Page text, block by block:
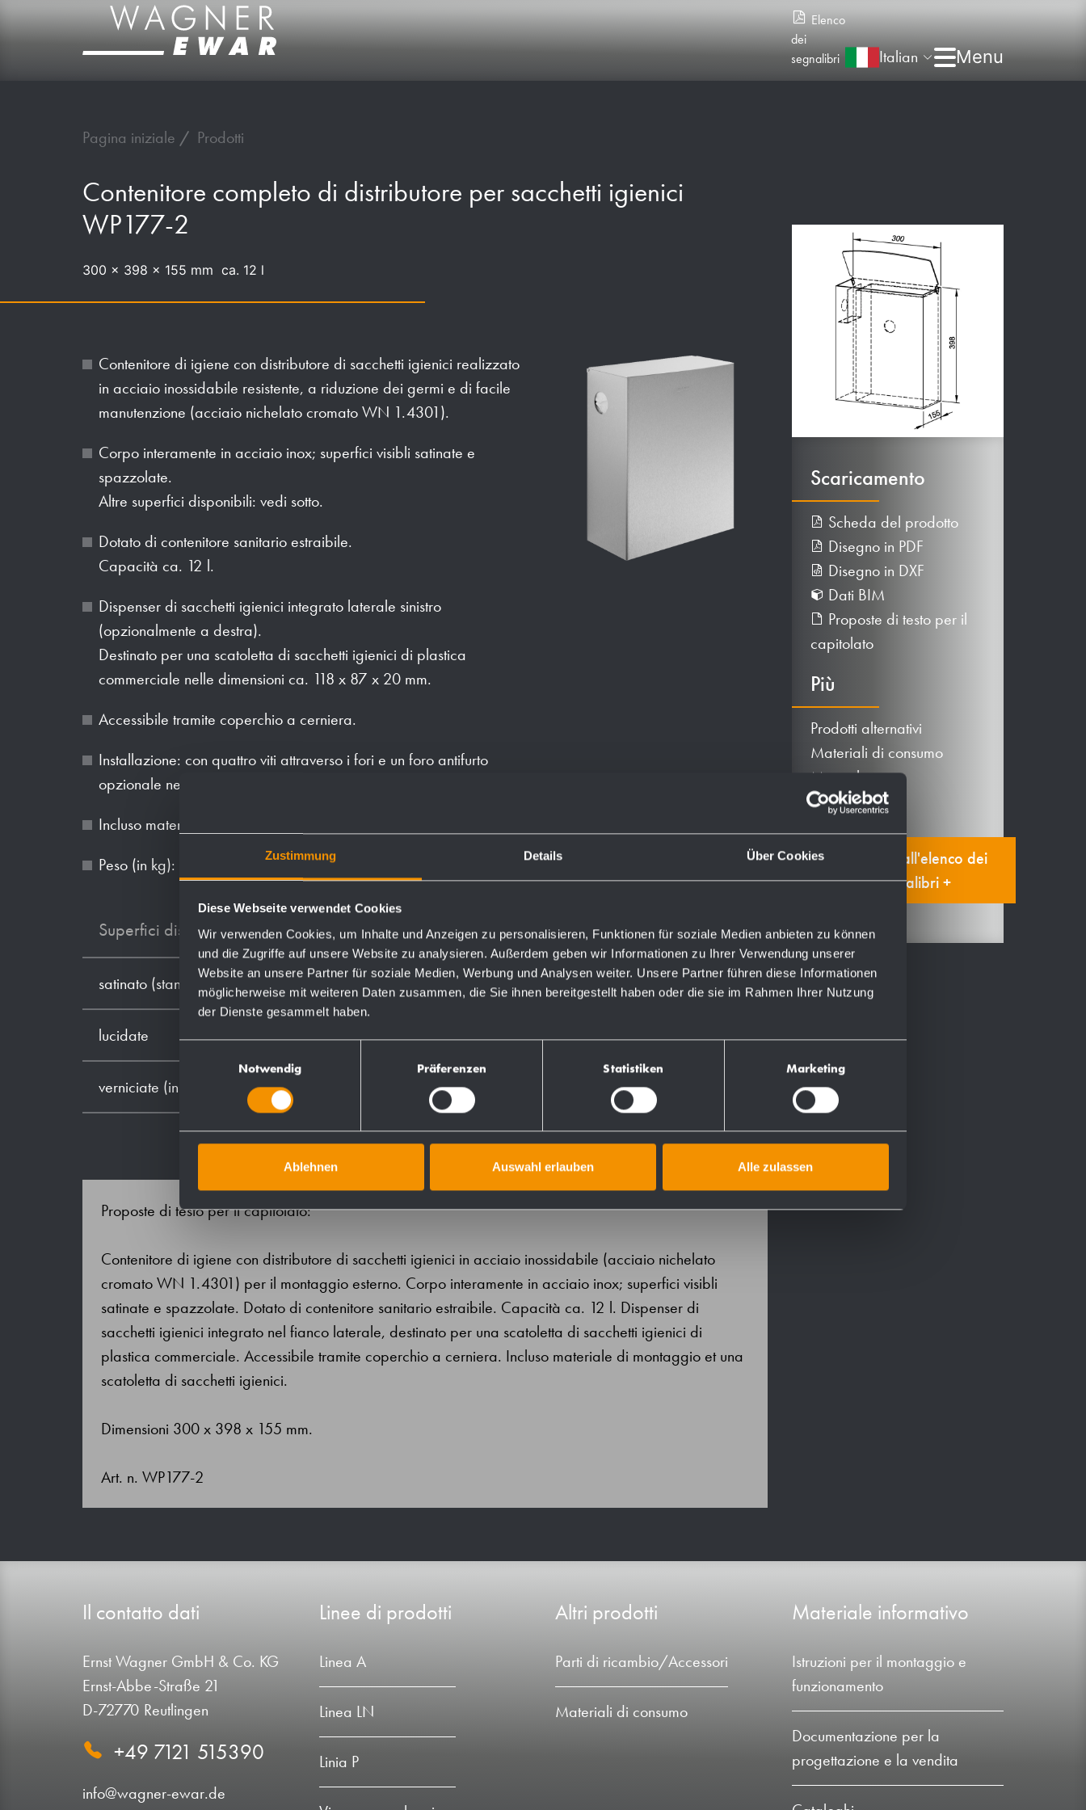
Zustimmung Details Über Cookies
Diese Webseite verwendet Cookies
Wir verwenden Cookies, um Inhalte und Anzeigen zu personalisieren, Funktionen für soziale Medien anbieten zu können
und die Zugriffe auf unsere Website zu analysieren. Außerdem geben wir Informationen zu Ihrer Verwendung unserer
Website an unsere Partner für soziale Medien, Werbung und Analysen weiter. Unsere Partner führen diese Informationen
möglicherweise mit weiteren Daten zusammen, die Sie ihnen bereitgestellt haben oder die sie im Rahmen Ihrer Nutzung
der Dienste gesammelt haben.
Notwendig Präferenzen Statistiken Marketing
Ablehnen Auswahl erlauben Alle zulassen
Elenco
dei
segnalibri
Italian
Pagina iniziale Prodotti
Contenitore completo di distributore per sacchetti igienici
WP177-2
300 x 398 x 155 mm ca. 12 l
Contenitore di igiene con distributore di sacchetti igienici realizzato
in acciaio inossidabile resistente, a riduzione dei germi e di facile
manutenzione (acciaio nichelato cromato WN 1.4301).
Corpo interamente in acciaio inox; superfici visibli satinate e
spazzolate.
Altre superfici disponibili: vedi sotto.
Dotato di contenitore sanitario estraibile.
Capacità ca. 12 l.
Dispenser di sacchetti igienici integrato laterale sinistro
(opzionalmente a destra).
Destinato per una scatoletta di sacchetti igienici di plastica
commerciale nelle dimensioni ca. 118 x 87 x 20 mm.
Accessibile tramite coperchio a cerniera.
Installazione: con quattro viti attraverso i fori e un foro antifurto
opzionale nel pannello posteriore.
Incluso materiale di montaggio et una scatoletta di sacchetti igienici.
Peso (in kg): 5.6
Superfici disponibili Numeri d'ordine
satinato (standard) 727340
lucidate 731340
verniciate (in colore) 728340
Proposte di testo per il capitolato:
Contenitore di igiene con distributore di sacchetti igienici in acciaio inossidabile (acciaio nichelato
cromato WN 1.4301) per il montaggio esterno. Corpo interamente in acciaio inox; superfici visibli
satinate e spazzolate. Dotato di contenitore sanitario estraibile. Capacità ca. 12 l. Dispenser di
sacchetti igienici integrato nel fianco laterale, destinato per una scatoletta di sacchetti igienici di
plastica commerciale. Accessibile tramite coperchio a cerniera. Incluso materiale di montaggio et una
scatoletta di sacchetti igienici.
Dimensioni 300 x 398 x 155 mm.
Art. n. WP177-2
Scaricamento
Scheda del prodotto
Disegno in PDF
Disegno in DXF
Dati BIM
Proposte di testo per il
capitolato
Più
Prodotti alternativi
Materiali di consumo
Manuale
Aggiungi all'elenco dei
segnalibri +
Il contatto dati
Ernst Wagner GmbH & Co. KG
Ernst-Abbe-Straße 21
D-72770 Reutlingen
+49 7121 515390
info@wagner-ewar.de
Linee di prodotti
Linea A
Linea LN
Linia P
Altri prodotti
Parti di ricambio/Accessori
Materiali di consumo
Materiale informativo
Istruzioni per il montaggio e
funzionamento
Documentazione per la
progettazione e la vendita